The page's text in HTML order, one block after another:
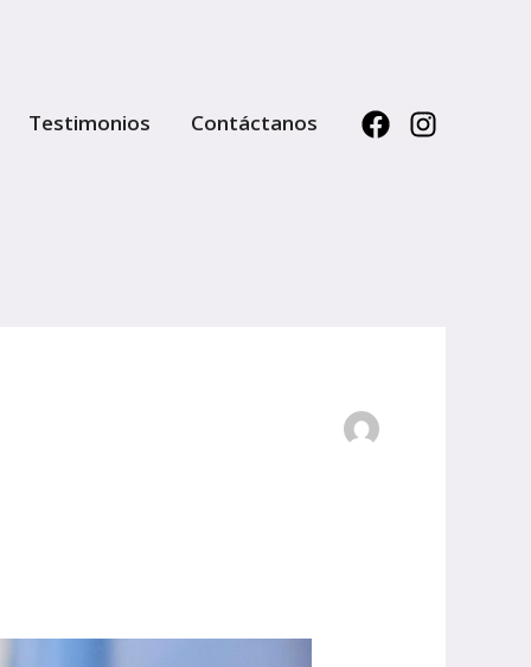
Testimonios Contáctanos